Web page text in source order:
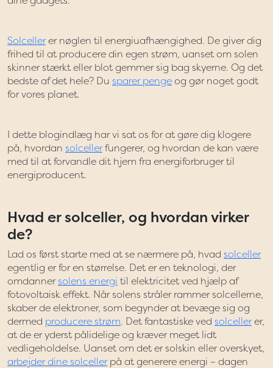
Solcellerer nøglen til energiuafhængighed. De giver dig
frihed til at producere din egen strøm, uanset om solen
skinner stærkt eller blot gemmer sig bag skyerne. Og det
bedste af det hele? Du sparer penge og gør noget godt
for vores planet.
I dette blogindlæg har vi sat os for at gøre dig klogere
på, hvordan solcellerfungerer, og hvordan de kan være
med til at forvandle dit hjem fra energiforbruger til
energiproducent.
Hvad er solceller, og hvordan virker
de?
Lad os først starte med at se nærmere på, hvad solceller
egentlig er for en størrelse. Det er en teknologi, der
omdanner solens energi til elektricitet ved hjælp af
fotovoltaisk effekt. Når solens stråler rammer solcellerne,
skaber de elektroner, som begynder at bevæge sig og
dermed producere strøm. Det fantastiske ved solcellerer,
at de er yderst pålidelige og kræver meget lidt
vedligeholdelse. Uanset om det er solskin eller overskyet,
arbejder dine solcellerpå at generere energi – dagen